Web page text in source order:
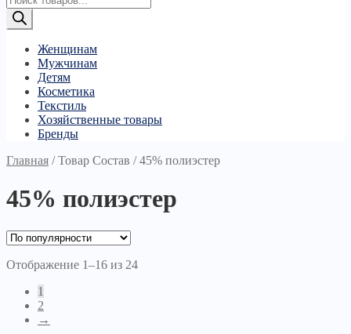
товаров
Женщинам
Мужчинам
Детям
Косметика
Текстиль
Хозяйственные товары
Бренды
Главная /Товар Состав /45% полиэстер
45% полиэстер
Отображение 1–16 из 24
1
2
→